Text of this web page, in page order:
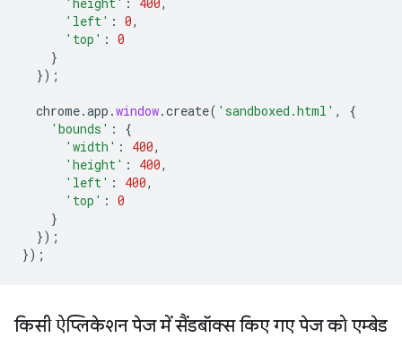
'left' : 0,
'top' : 0
}
});
chrome.app .window.create( 'sandboxed.html' ,
{
'bounds' :
{
'width' : 400,
'height' : 400,
'left' : 400,
'top' : 0
}
});
});
किसी ऐप्लिकेशन पेज में सैंडबॉक्स किए गए पेज को एम्बेड